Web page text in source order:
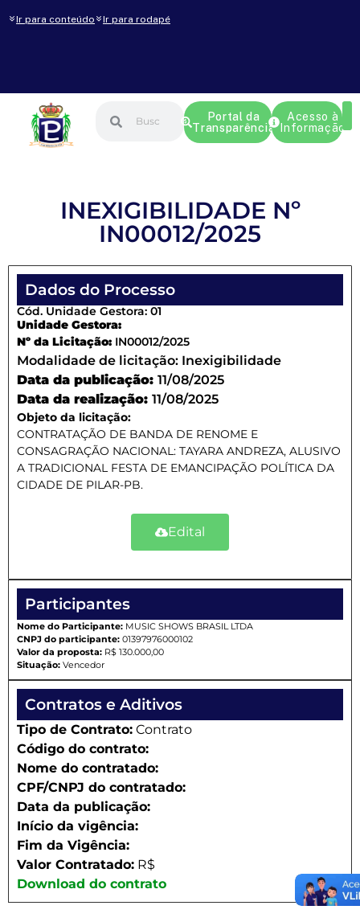
Ir para conteúdo Ir para rodapé
Portal da
Transparência
Acesso à
Informação
INEXIGIBILIDADE Nº
IN00012/2025
Dados do Processo
Cód. Unidade Gestora: 01
Unidade Gestora:
Nº da Licitação: IN00012/2025
Modalidade de licitação: Inexigibilidade
Data da publicação: 11/08/2025
Data da realização: 11/08/2025
Objeto da licitação:
CONTRATAÇÃO DE BANDA DE RENOME E
CONSAGRAÇÃO NACIONAL: TAYARA ANDREZA, ALUSIVO
A TRADICIONAL FESTA DE EMANCIPAÇÃO POLÍTICA DA
CIDADE DE PILAR-PB.
Edital
Participantes
Nome do Participante: MUSIC SHOWS BRASIL LTDA
CNPJ do participante: 01397976000102
Valor da proposta: R$ 130.000,00
Situação: Vencedor
Contratos e Aditivos
Tipo de Contrato: Contrato
Código do contrato:
Nome do contratado:
CPF/CNPJ do contratado:
Data da publicação:
Início da vigência:
Fim da Vigência:
Valor Contratado: R$
Download do contrato